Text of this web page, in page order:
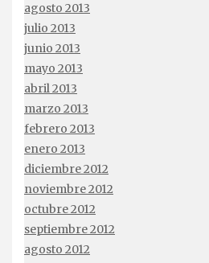
agosto 2013
julio 2013
junio 2013
mayo 2013
abril 2013
marzo 2013
febrero 2013
enero 2013
diciembre 2012
noviembre 2012
octubre 2012
septiembre 2012
agosto 2012